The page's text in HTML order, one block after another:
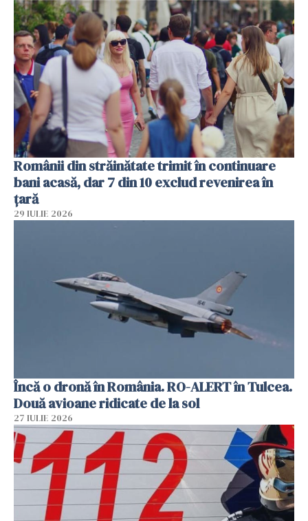
Românii din străinătate trimit în continuare
bani acasă, dar 7 din 10 exclud revenirea în
țară
29 IULIE 2026
Încă o dronă în România. RO-ALERT în Tulcea.
Două avioane ridicate de la sol
27 IULIE 2026